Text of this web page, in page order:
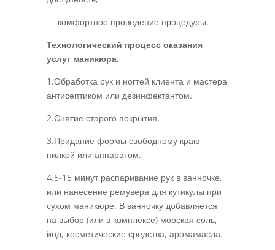
— комфортное проведение процедуры.
Технологический процесс оказания
услуг маникюра.
1.Обработка рук и ногтей клиента и мастера
антисептиком или дезинфектантом.
2.Снятие старого покрытия.
3.Придание формы свободному краю
пилкой или аппаратом.
4.5-15 минут распаривание рук в ванночке,
или нанесение ремувера для кутикулы при
сухом маникюре. В ванночку добавляется
на выбор (или в комплексе) морская соль,
йод, косметические средства, аромамасла.